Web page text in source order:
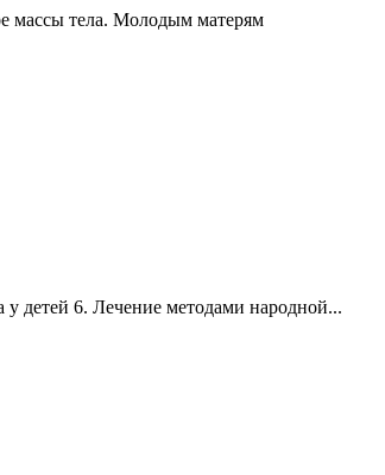
массы тела. Молодым матерям
детей 6. Лечение методами народной...